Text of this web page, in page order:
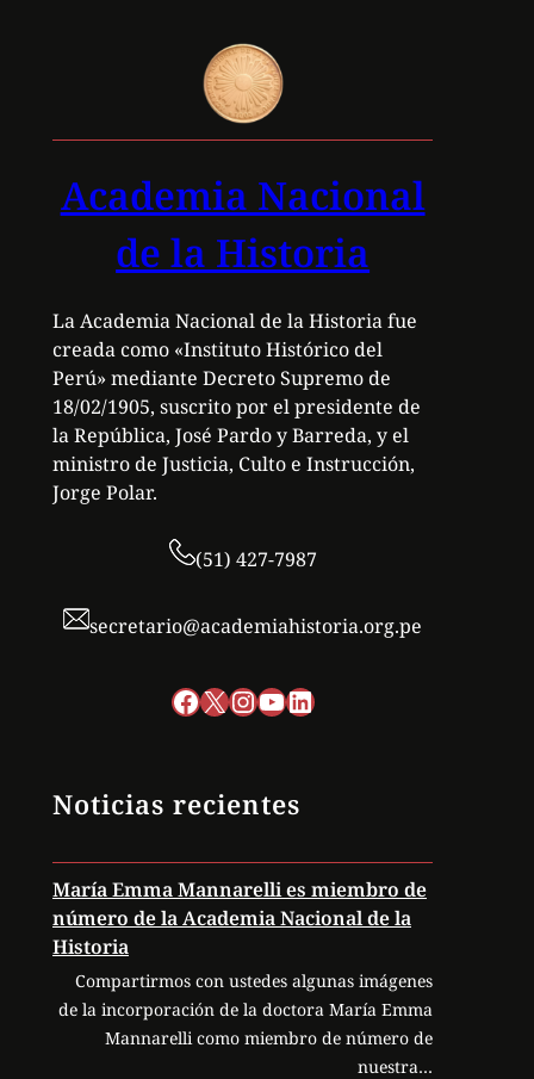
Academia Nacional
de la Historia
La Academia Nacional de la Historia fue
creada como «Instituto Histórico del
Perú» mediante Decreto Supremo de
18/02/1905, suscrito por el presidente de
la República, José Pardo y Barreda, y el
ministro de Justicia, Culto e Instrucción,
Jorge Polar.
(51) 427-7987
secretario@academiahistoria.org.pe
Facebook
X Instagram
YouTube
LinkedIn
Noticias recientes
María Emma Mannarelli es miembro de
número de la Academia Nacional de la
Historia
Compartirmos con ustedes algunas imágenes
de la incorporación de la doctora María Emma
Mannarelli como miembro de número de
nuestra…